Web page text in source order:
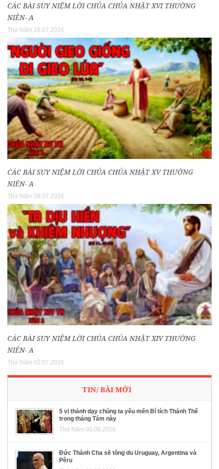
CÁC BÀI SUY NIỆM LỜI CHÚA CHÚA NHẬT XVI THƯỜNG
NIÊN- A
Thứ Năm 16.07.2026
CÁC BÀI SUY NIỆM LỜI CHÚA CHÚA NHẬT XV THƯỜNG
NIÊN- A
Thứ Năm 09.07.2026
CÁC BÀI SUY NIỆM LỜI CHÚA CHÚA NHẬT XIV THƯỜNG
NIÊN- A
Thứ Năm 02.07.2026
TIN/ BÀI MỚI
5 vị thánh dạy chúng ta yêu mến Bí tích Thánh Thể
trong tháng Tám này
Thứ Năm 06.08.2026
Đức Thánh Cha sẽ tông du Uruguay, Argentina và
Pêru